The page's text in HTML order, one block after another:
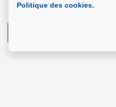
+1 (514)
Écrivez-
Politique des cookies.